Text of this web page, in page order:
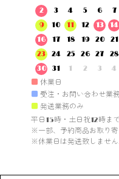
2
3 4 5 6 7
9
10 11 12 13 14
16
17 18 19 20 21
23
24 25 26 27 28
30
31 1 2 3 4
■ 休業日
■ 受注・お問い合わせ業
■ 発送業務のみ
平日15時・土日祝12時ま
※一部、予約商品お取り寄
※休業日は発送致しません